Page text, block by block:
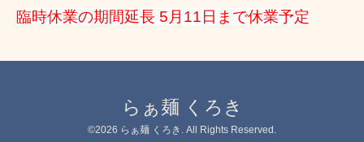
臨時休業の期間延長 5月11日まで休業予定
らぁ麺 くろき
©2026 らぁ麺 くろき . All Rights Reserved.